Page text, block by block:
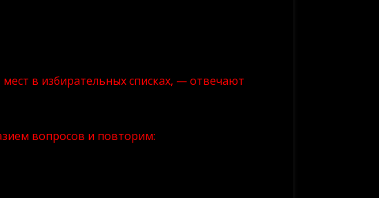
в избирательных списках, — отвечают
вопросов и повторим: